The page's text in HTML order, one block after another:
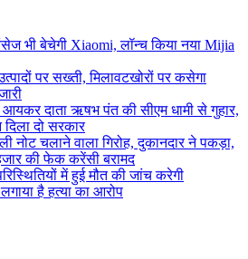
भी बेचेगी Xiaomi, लॉन्च किया नया Mijia
पर सख्ती, मिलावटखोरों पर कसेगा
दाता ऋषभ पंत की सीएम धामी से गुहार,
दो सरकार
नोट चलाने वाला गिरोह, दुकानदार ने पकड़ा,
की फेक करेंसी बरामद
में हुई मौत की जांच करेगी
है हत्या का आरोप